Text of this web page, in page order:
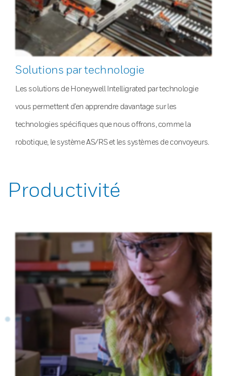
Solutions par technologie
Les solutions de Honeywell Intelligrated par technologie
vous permettent d’en apprendre davantage sur les
technologies spécifiques que nous offrons, comme la
robotique, le système AS/RS et les systèmes de convoyeurs.
Productivité